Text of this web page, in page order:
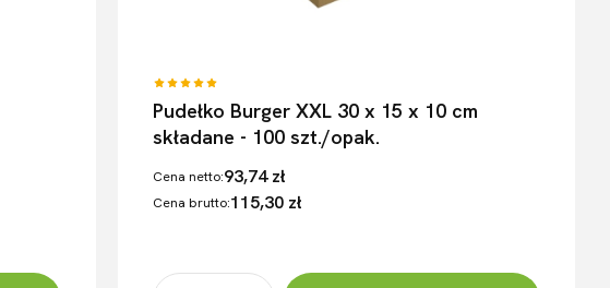
Pudełko Burger XXL 30 x 15 x 10 cm
składane - 100 szt./opak.
Cena netto:93,74 zł
Cena brutto:115,30 zł